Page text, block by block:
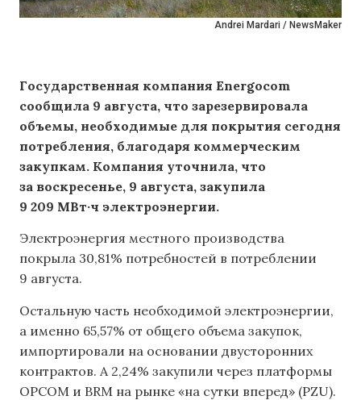
Andrei Mardari / NewsMaker
Государственная компания Energocom
сообщила 9 августа, что зарезервировала
объемы, необходимые для покрытия сегодня
потребления, благодаря коммерческим
закупкам. Компания уточнила, что
за воскресенье, 9 августа, закупила
9 209 МВт·ч электроэнергии.
Электроэнергия местного производства
покрыла 30,81% потребностей в потреблении
9 августа.
Остальную часть необходимой электроэнергии,
а именно 65,57% от общего объема закупок,
импортировали на основании двусторонних
контрактов. А 2,24% закупили через платформы
OPCOM и BRM на рынке «на сутки вперед» (PZU).